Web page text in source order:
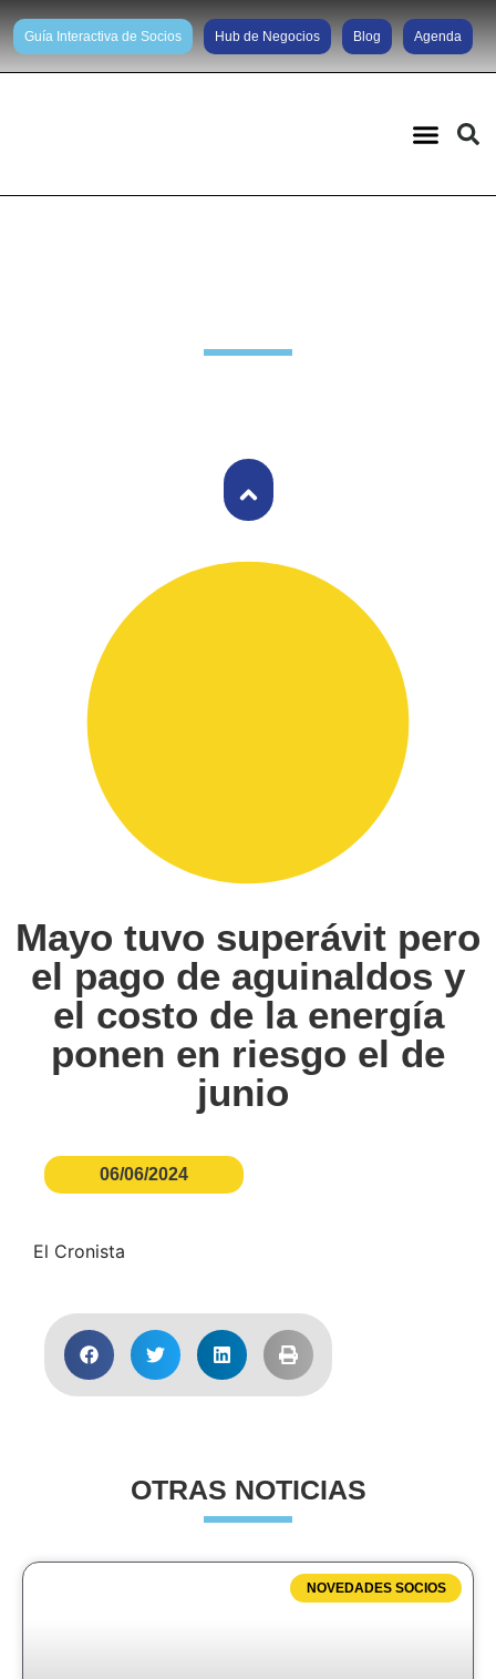
Guía Interactiva de Socios Hub de Negocios Blog Agenda
Mayo tuvo superávit pero
el pago de aguinaldos y
el costo de la energía
ponen en riesgo el de
junio
06/06/2024
El Cronista
OTRAS NOTICIAS
NOVEDADES SOCIOS